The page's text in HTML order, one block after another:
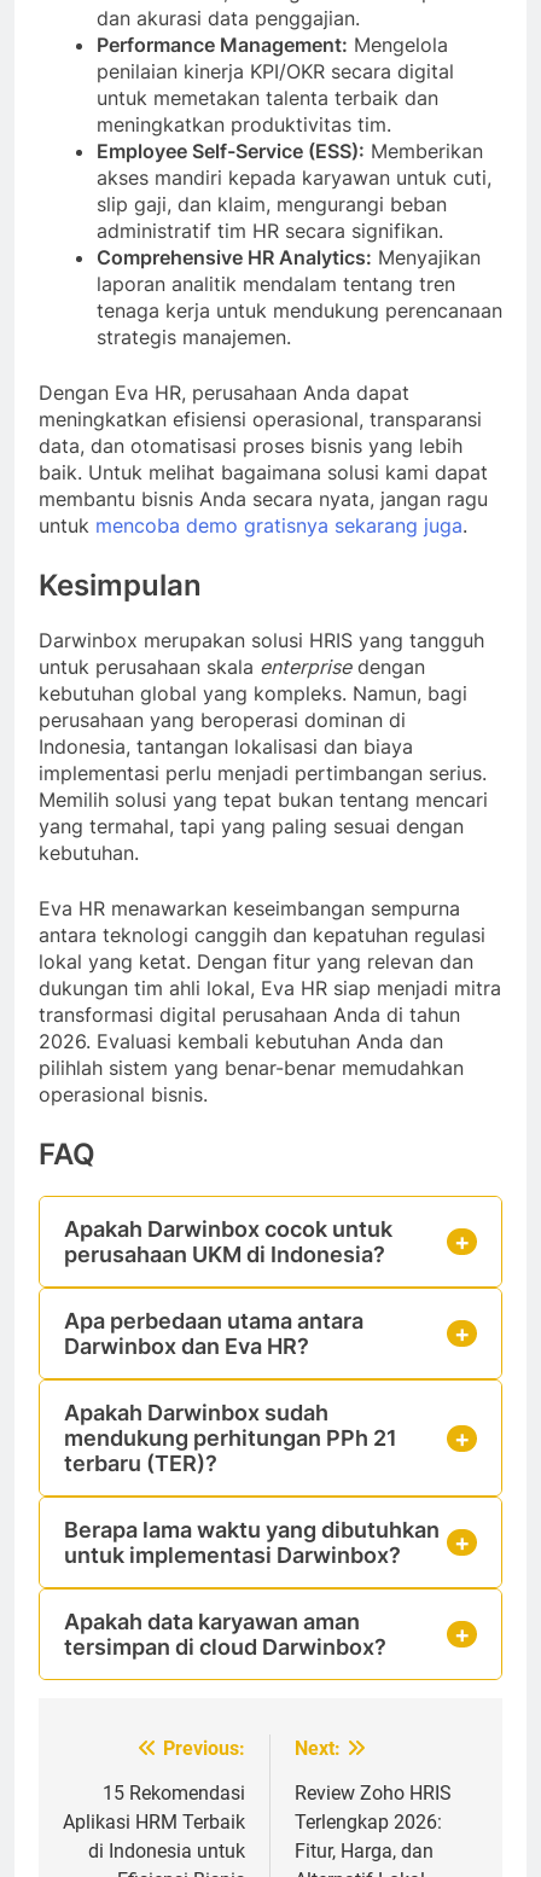
dan akurasi data penggajian.
Performance Management: Mengelola
penilaian kinerja KPI/OKR secara digital
untuk memetakan talenta terbaik dan
meningkatkan produktivitas tim.
Employee Self-Service (ESS): Memberikan
akses mandiri kepada karyawan untuk cuti,
slip gaji, dan klaim, mengurangi beban
administratif tim HR secara signifikan.
Comprehensive HR Analytics: Menyajikan
laporan analitik mendalam tentang tren
tenaga kerja untuk mendukung perencanaan
strategis manajemen.
Dengan Eva HR, perusahaan Anda dapat
meningkatkan efisiensi operasional, transparansi
data, dan otomatisasi proses bisnis yang lebih
baik. Untuk melihat bagaimana solusi kami dapat
membantu bisnis Anda secara nyata, jangan ragu
untuk mencoba demo gratisnya sekarang juga.
Kesimpulan
Darwinbox merupakan solusi HRIS yang tangguh
untuk perusahaan skala enterprisedengan
kebutuhan global yang kompleks. Namun, bagi
perusahaan yang beroperasi dominan di
Indonesia, tantangan lokalisasi dan biaya
implementasi perlu menjadi pertimbangan serius.
Memilih solusi yang tepat bukan tentang mencari
yang termahal, tapi yang paling sesuai dengan
kebutuhan.
Eva HR menawarkan keseimbangan sempurna
antara teknologi canggih dan kepatuhan regulasi
lokal yang ketat. Dengan fitur yang relevan dan
dukungan tim ahli lokal, Eva HR siap menjadi mitra
transformasi digital perusahaan Anda di tahun
2026. Evaluasi kembali kebutuhan Anda dan
pilihlah sistem yang benar-benar memudahkan
operasional bisnis.
FAQ
Apakah Darwinbox cocok untuk
perusahaan UKM di Indonesia?
Apa perbedaan utama antara
Darwinbox dan Eva HR?
Apakah Darwinbox sudah
mendukung perhitungan PPh 21
terbaru (TER)?
Berapa lama waktu yang dibutuhkan
untuk implementasi Darwinbox?
Apakah data karyawan aman
tersimpan di cloud Darwinbox?
Previous:
15 Rekomendasi
Aplikasi HRM Terbaik
di Indonesia untuk
Next:
Review Zoho HRIS
Terlengkap 2026:
Fitur, Harga, dan